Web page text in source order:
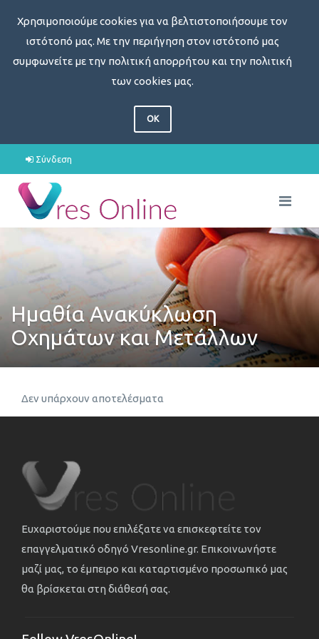
Χρησιμοποιούμε cookies για να βελτιστοποιήσουμε τον
ιστότοπό μας. Με την περιήγηση στον ιστότοπό μας
συμφωνείτε με την πολιτική απορρήτου και την πολιτική
των cookies μας.
OK
Σύνδεση
Ημαθία Ανακύκλωση
Οχημάτων και Μετάλλων
Δεν υπάρχουν αποτελέσματα
Ευχαριστούμε που επιλέξατε να επισκεφτείτε τον
επαγγελματικό οδηγό Vresonline.gr. Επικοινωνήστε
μαζί μας, το έμπειρο και καταρτισμένο προσωπικό μας
θα βρίσκεται στη διάθεσή σας.